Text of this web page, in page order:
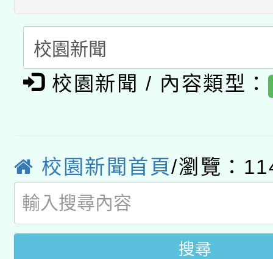
年度健康促進學校輔導
業成長研習」實施計畫
原住民族教育政策研討
族教育國際趨勢與發展
轉知教育部國民及學前
新北市政府教育局辦理
師專業成長研習實施計
函轉國立臺灣師範大學
族語言臺北學習中心
轉知有關國立成功大學
教育部國民及學前教
接種對象擴大為「滿6
接種之民眾」措施，延
校園新聞 / 內容類型：
校園新聞首頁/瀏覽：
搜尋